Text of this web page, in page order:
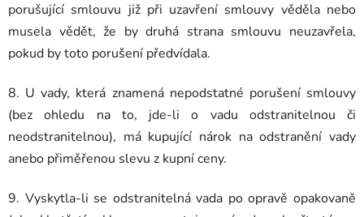
porušující smlouvu již při uzavření smlouvy věděla nebo
musela vědět, že by druhá strana smlouvu neuzavřela,
pokud by toto porušení předvídala.
8. U vady, která znamená nepodstatné porušení smlouvy
(bez ohledu na to, jde-li o vadu odstranitelnou či
neodstranitelnou), má kupující nárok na odstranění vady
anebo přiměřenou slevu z kupní ceny.
9. Vyskytla-li se odstranitelná vada po opravě opakovaně